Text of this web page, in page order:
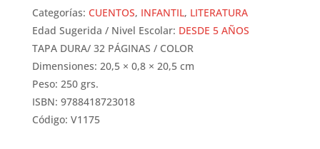
Categorías: CUENTOS, INFANTIL, LITERATURA
Edad Sugerida / Nivel Escolar: DESDE 5 AÑOS
TAPA DURA/ 32 PÁGINAS / COLOR
Dimensiones: 20,5 × 0,8 × 20,5 cm
Peso: 250 grs.
ISBN: 9788418723018
Código: V1175